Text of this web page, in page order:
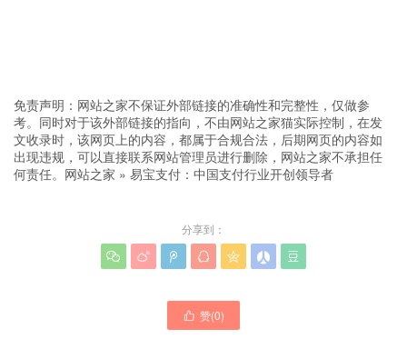
免责声明：网站之家不保证外部链接的准确性和完整性，仅做参
考。同时对于该外部链接的指向，不由网站之家猫实际控制，在发
文收录时，该网页上的内容，都属于合规合法，后期网页的内容如
出现违规，可以直接联系网站管理员进行删除，网站之家不承担任
何责任。 网站之家 » 易宝支付：中国支付行业开创领导者
分享到：
      
 赞(0)